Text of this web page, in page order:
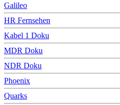
Galileo
HR Fernsehen
Kabel 1 Doku
MDR Doku
NDR Doku
Phoenix
Quarks